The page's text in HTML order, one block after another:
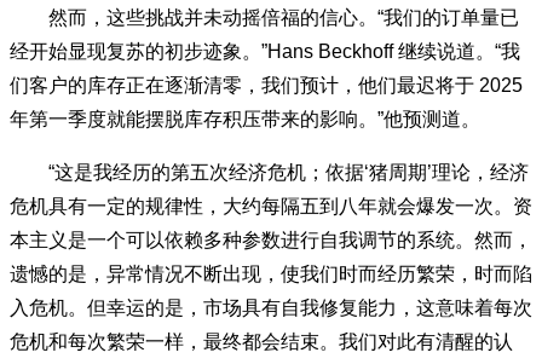
然而，这些挑战并未动摇倍福的信心。“我们的订单量已
经开始显现复苏的初步迹象。”Hans Beckhoff 继续说道。“我
们客户的库存正在逐渐清零，我们预计，他们最迟将于 2025
年第一季度就能摆脱库存积压带来的影响。”他预测道。
“这是我经历的第五次经济危机；依据‘猪周期’理论，经济
危机具有一定的规律性，大约每隔五到八年就会爆发一次。资
本主义是一个可以依赖多种参数进行自我调节的系统。然而，
遗憾的是，异常情况不断出现，使我们时而经历繁荣，时而陷
入危机。但幸运的是，市场具有自我修复能力，这意味着每次
危机和每次繁荣一样，最终都会结束。我们对此有清醒的认